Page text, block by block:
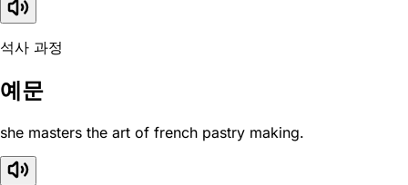
석사 과정
예문
she masters the art of french pastry making.